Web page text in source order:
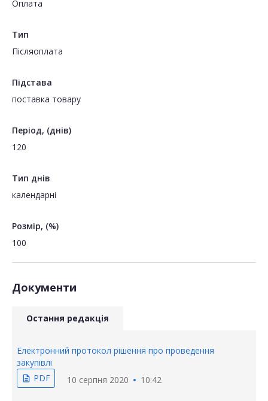
Оплата
Тип
Пiсляоплата
Підстава
поставка товару
Період, (днів)
120
Тип днів
календарні
Розмір, (%)
100
Документи
Остання редакція
Електронний протокол рішення про проведення
закупівлі
description PDF 10 серпня 2020 10:42